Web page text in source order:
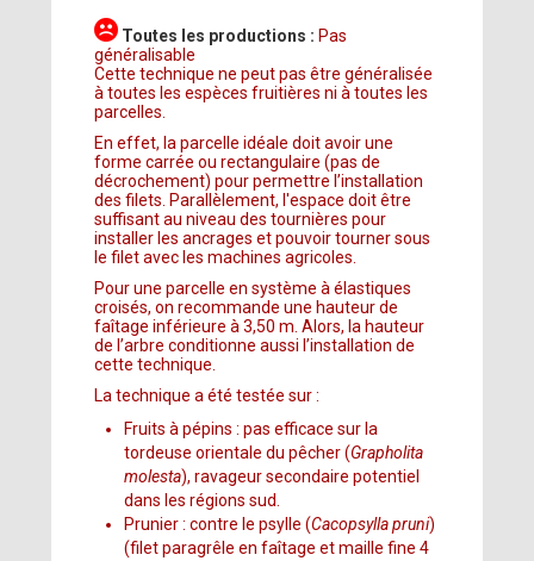
Toutes les productions : Pas
généralisable
Cette technique ne peut pas être généralisée
à toutes les espèces fruitières ni à toutes les
parcelles.
En effet, la parcelle idéale doit avoir une
forme carrée ou rectangulaire (pas de
décrochement) pour permettre l’installation
des filets. Parallèlement, l'espace doit être
suffisant au niveau des tournières pour
installer les ancrages et pouvoir tourner sous
le filet avec les machines agricoles.
Pour une parcelle en système à élastiques
croisés, on recommande une hauteur de
faîtage inférieure à 3,50 m. Alors, la hauteur
de l’arbre conditionne aussi l’installation de
cette technique.
La technique a été testée sur :
Fruits à pépins : pas efficace sur la
tordeuse orientale du pêcher (Grapholita
molesta), ravageur secondaire potentiel
dans les régions sud.
Prunier : contre le psylle (Cacopsylla pruni)
(filet paragrêle en faîtage et maille fine 4